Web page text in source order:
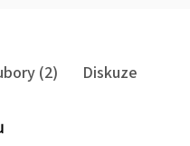
(2) Diskuze